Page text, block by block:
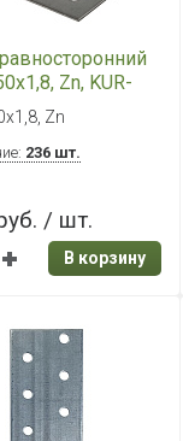
Zn, KUR-
Zn
236 шт.
/ шт.
В корзину